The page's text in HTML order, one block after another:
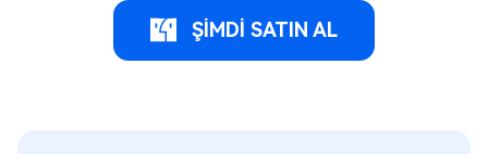
ŞİMDİ SATIN AL